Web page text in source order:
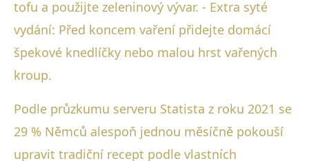
tofu a použijte zeleninový vývar. - Extra syté
vydání: Před koncem vaření přidejte domácí
špekové knedlíčky nebo malou hrst vařených
kroup.
Podle průzkumu serveru Statista z roku 2021 se
29 % Němců alespoň jednou měsíčně pokouší
upravit tradiční recept podle vlastních